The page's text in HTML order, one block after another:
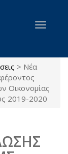
Toggle
> Νέα
Οικονομίας
2019-2020